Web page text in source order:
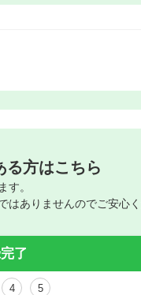
る方はこちら
す。
ありませんのでご安心く
了
4 5